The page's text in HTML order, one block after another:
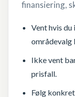
finansiering,
Vent hvis
områdevalg
Ikke vent
prisfall.
Følg